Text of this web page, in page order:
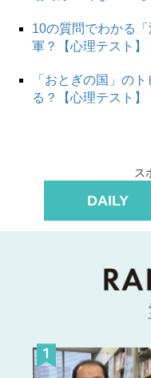
▶▶結果を見る
あなたはどれを選びま
10の質問でわかる
軍？【心理テスト】
「おとぎの国」の
る？【心理テスト】
ス
DAILY